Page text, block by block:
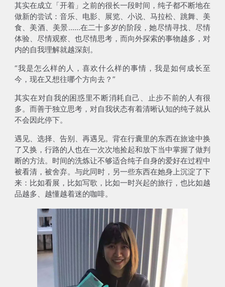
其实在成立「开着」之前的很长一段时间，纯子都不断地在
做新的尝试：音乐、电影、展览、小说、马拉松、跳舞、美
食、美酒、美景......在二十多岁的阶段，她尽情寻找、尽情
体验、尽情观察、也尽情思考，而向外探索的事物越多，对
内的自我理解就越深刻。
“我是怎么样的人，喜欢什么样的事情，我是如何成长至
今，现在又想往哪个方向去？”
其实在对自我的困惑里不断消耗自己、止步不前的人有很
多。而善于独立思考，对自我状态有着清晰认知的纯子就从
不会因此停下。
遇见、选择、告别、再遇见。背在行囊里的东西在旅途中换
了又换，行路的人也在一次次地捡起和放下当中掌握了做判
断的方法。时间的洗炼让不够适合纯子自身的爱好在过程中
被看清，被舍弃。与此同时，另一些东西在她身上沉淀了下
来：比如看展，比如写歌，比如一时兴起的旅行，也比如越
品越多、越懂越着迷的咖啡。